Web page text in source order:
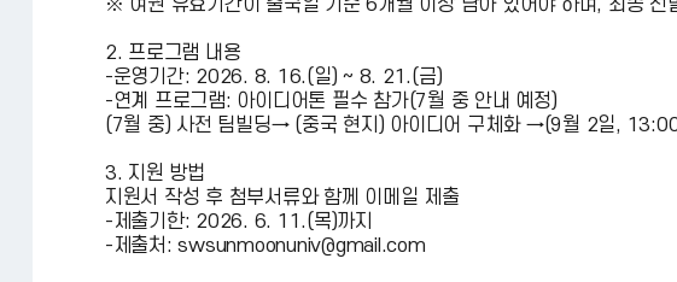
※ 여권 유효기간이 출국일 기준 6개월 이상 남아 있어야 하며, 최종 선
2. 프로그램 내용
-운영기간: 2026. 8. 16.(일) ~ 8. 21.(금)
-연계 프로그램: 아이디어톤 필수 참가(7월 중 안내 예정)
(7월 중) 사전 팀빌딩→ (중국 현지) 아이디어 구체화 →(9월 2일,
3. 지원 방법
지원서 작성 후 첨부서류와 함께 이메일 제출
-제출기한: 2026. 6. 11.(목)까지
-제출처: swsunmoonuniv@gmail.com